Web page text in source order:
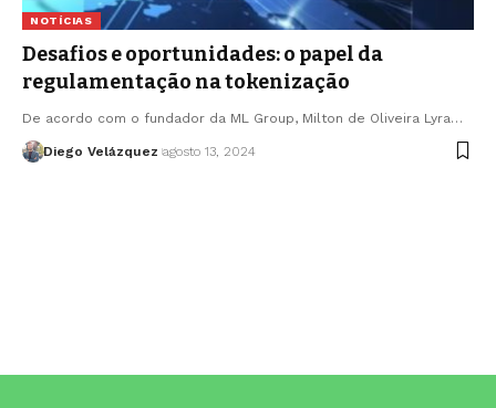
NOTÍCIAS
Desafios e oportunidades: o papel da
regulamentação na tokenização
De acordo com o fundador da ML Group, Milton de Oliveira Lyra…
Diego Velázquez agosto 13, 2024